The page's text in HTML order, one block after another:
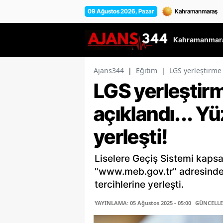
09 Ağustos 2026, Pazar
Ajans344 | Eğitim | LGS
LGS
açıklandı...
yerleşti!
Liselere Geçiş Sistemi
"www.meb.gov.tr"
tercihlerine yerleşti.
YAYINLAMA: 05 Ağustos 2025 - 05:00